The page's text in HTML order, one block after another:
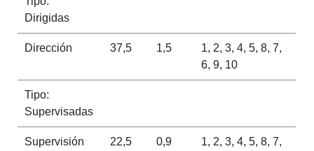
Dirigidas
Dirección 37,5 1,5
1, 2, 3, 4, 5, 8, 7,
6, 9, 10
Tipo:
Supervisadas
Supervisión 22,5 0,9
1, 2, 3, 4, 5, 8, 7,